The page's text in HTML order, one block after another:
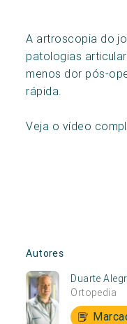
A artroscopia do
patologias
menos dor pós-
rápida.
Veja o vídeo
Autores
Duarte
Ortopedia